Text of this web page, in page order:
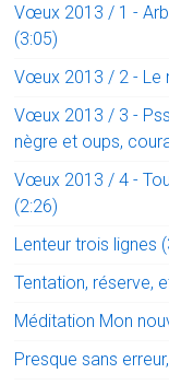
Vœux 2013 / 1 -
(3:05)
Vœux 2013 / 2 - Le
Vœux 2013 / 3 -
nègre et oups,
Vœux 2013 / 4 -
(2:26)
Lenteur trois lignes
Tentation, réserve,
Méditation Mon
Presque sans